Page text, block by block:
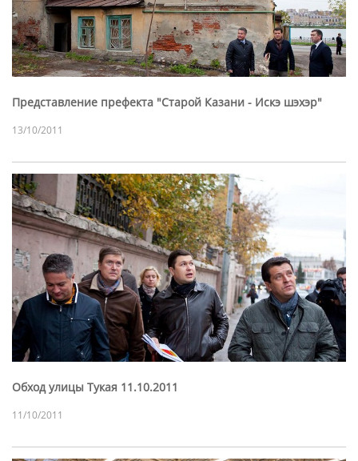
Представление префекта "Старой Казани - Искэ шэхэр"
13/10/2011
Обход улицы Тукая 11.10.2011
11/10/2011